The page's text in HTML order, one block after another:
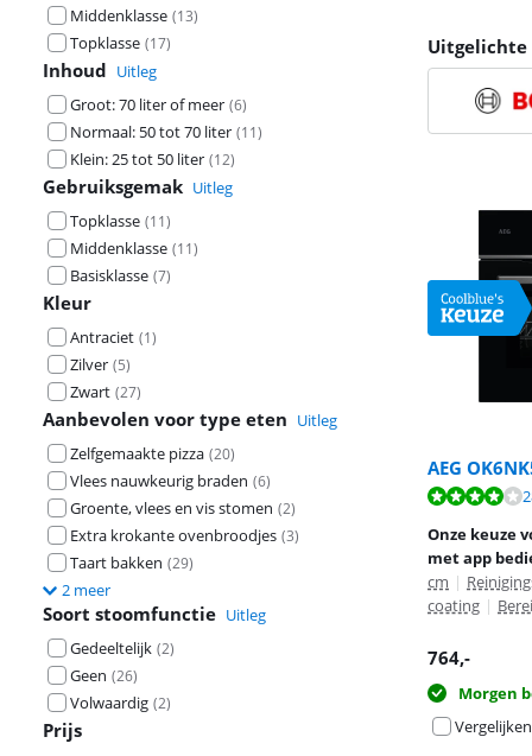
Middenklasse (13)
Topklasse (17)
Inhoud Uitleg
Groot: 70 liter of meer (6)
Normaal: 50 tot 70 liter (11)
Klein: 25 tot 50 liter (12)
Gebruiksgemak Uitleg
Topklasse (11)
Middenklasse (11)
Basisklasse (7)
Kleur
Antraciet (1)
Zilver (5)
Zwart (27)
Aanbevolen voor type eten Uitleg
Zelfgemaakte pizza (20)
Vlees nauwkeurig braden (6)
Groente, vlees en vis stomen (2)
Extra krokante ovenbroodjes (3)
Taart bakken (29)
2 meer
Soort stoomfunctie Uitleg
Gedeeltelijk (2)
Geen (26)
Volwaardig (2)
Prijs
Uitgelichte
AEG
Beoordeling is
Onze keuze
met app
cm |
coating |
764,-
Morgen
Vergelijken
Beoordeling is
Beoordeling is